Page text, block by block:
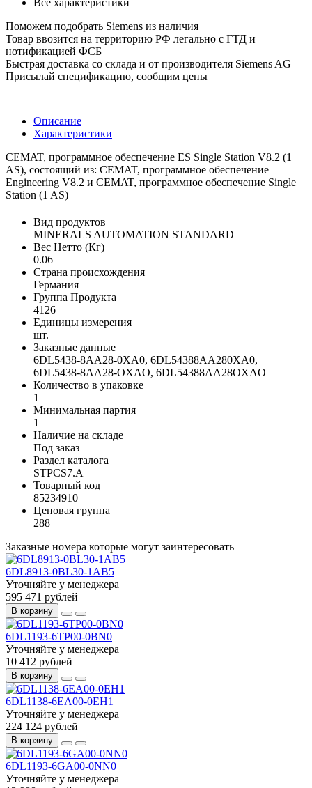
Поможем подобрать Siemens из наличия
Товар ввозится на территорию РФ легально с ГТД и
нотификацией ФСБ
Быстрая доставка со склада и от производителя Siemens AG
Присылай спецификацию, сообщим цены
Описание
Характеристики
CEMAT, программное обеспечение ES Single Station V8.2 (1
AS), состоящий из: CEMAT, программное обеспечение
Engineering V8.2 и CEMAT, программное обеспечение Single
Station (1 AS)
Вид продуктов
MINERALS AUTOMATION STANDARD
Вес Нетто (Кг)
0.06
Страна происхождения
Германия
Группа Продукта
4126
Единицы измерения
шт.
Заказные данные
6DL5438-8AA28-0XA0, 6DL54388AA280XA0,
6DL5438-8AA28-OXAO, 6DL54388AA28OXAO
Количество в упаковке
1
Минимальная партия
1
Наличие на складе
Под заказ
Раздел каталога
STPCS7.A
Товарный код
85234910
Ценовая группа
288
Заказные номера которые могут заинтересовать
6DL8913-0BL30-1AB5
Уточняйте у менеджера
595 471 рублей
В корзину
6DL1193-6TP00-0BN0
Уточняйте у менеджера
10 412 рублей
В корзину
6DL1138-6EA00-0EH1
Уточняйте у менеджера
224 124 рублей
В корзину
6DL1193-6GA00-0NN0
Уточняйте у менеджера